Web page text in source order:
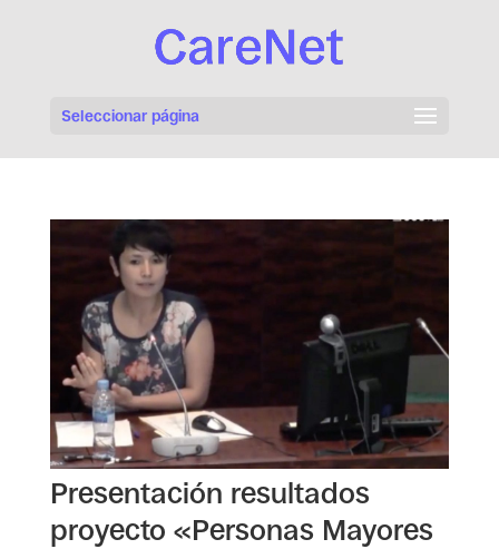
Seleccionar página
Presentación resultados
proyecto «Personas Mayores